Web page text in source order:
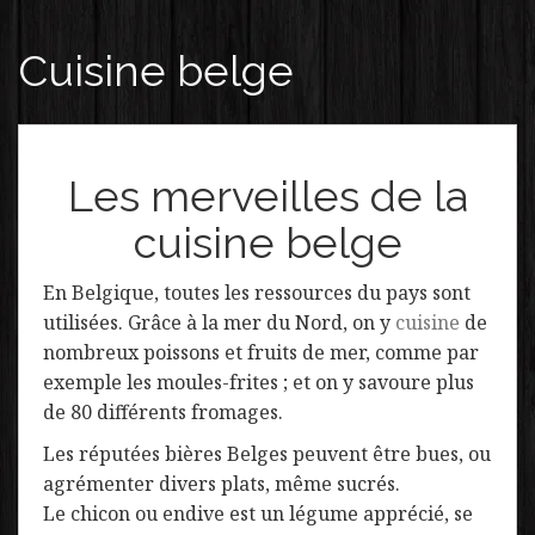
Cuisine belge
Les merveilles de la
cuisine belge
En Belgique, toutes les ressources du pays sont
utilisées. Grâce à la mer du Nord, on y cuisine de
nombreux poissons et fruits de mer, comme par
exemple les moules-frites ; et on y savoure plus
de 80 différents fromages.
Les réputées bières Belges peuvent être bues, ou
agrémenter divers plats, même sucrés.
Le chicon ou endive est un légume apprécié, se